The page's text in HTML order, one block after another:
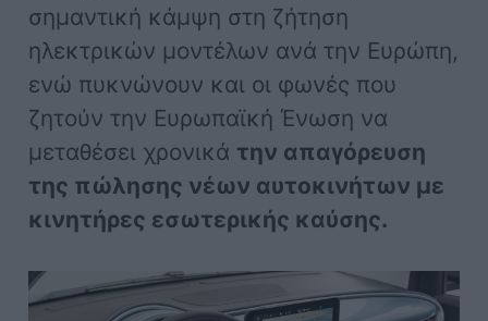
σημαντική κάμψη στη ζήτηση
ηλεκτρικών μοντέλων ανά την Ευρώπη,
ενώ πυκνώνουν και οι φωνές που
ζητούν την Ευρωπαϊκή Ένωση να
μεταθέσει χρονικά την απαγόρευση
της πώλησης νέων αυτοκινήτων με
κινητήρες εσωτερικής καύσης.